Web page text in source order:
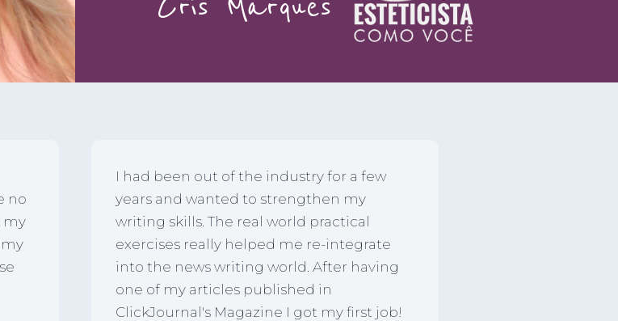
no
my
I had been out of the industry for a few
years and wanted to strengthen my
writing skills. The real world practical
exercises really helped me re-integrate
into the news writing world. After having
one of my articles published in
ClickJournal's Magazine I got my first job!